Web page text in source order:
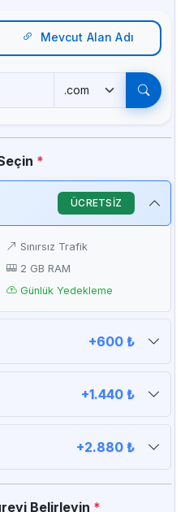
Mevcut Alan Adı
*
ÜCRETSİZ
Sınırsız Trafik
2 GB RAM
Günlük Yedekleme
+600 ₺
Sınırsız Trafik
+1.440 ₺
Sınırsız Trafik
+2.880 ₺
Sınırsız Trafik
Belirleyin *